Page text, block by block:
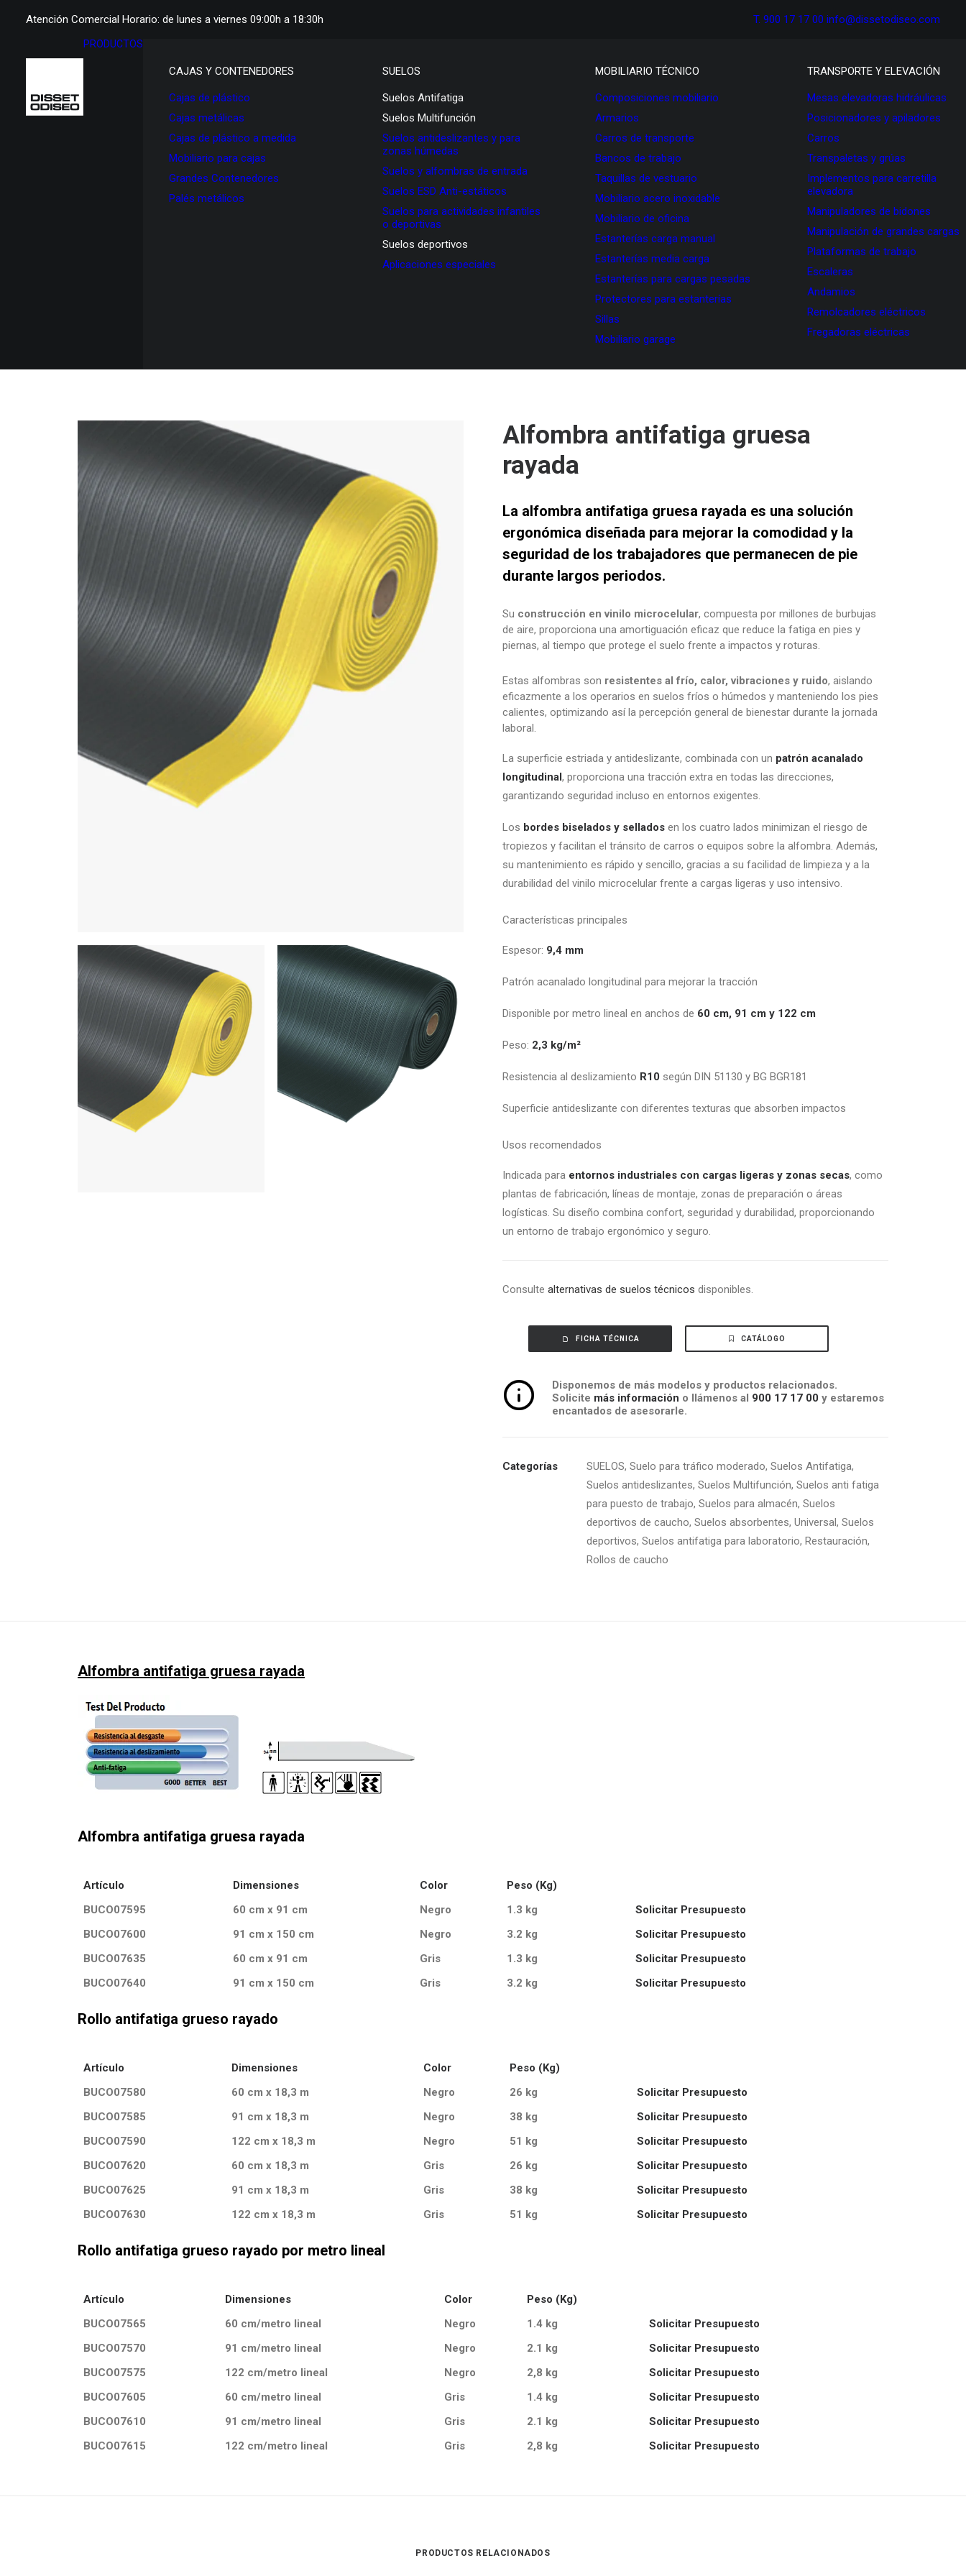
Atención Comercial Horario: de lunes a viernes 09:00h a 18:30h T. 900 17 17 00 info@dissetodiseo.com
PRODUCTOS
CAJAS Y CONTENEDORES
Cajas de plástico
Cajas metálicas
Cajas de plástico a medida
Mobiliario para cajas
Grandes Contenedores
Palés metálicos
SUELOS
Suelos Antifatiga
Suelos Multifunción
Suelos antideslizantes y para
zonas húmedas
Suelos y alfombras de entrada
Suelos ESD Anti-estáticos
Suelos para actividades infantiles
o deportivas
Suelos deportivos
Aplicaciones especiales
MOBILIARIO TÉCNICO
Composiciones mobiliario
Armarios
Carros de transporte
Bancos de trabajo
Taquillas de vestuario
Mobiliario acero inoxidable
Mobiliario de oficina
Estanterías carga manual
Estanterías media carga
Estanterías para cargas pesadas
Protectores para estanterías
Sillas
Mobiliario garage
TRANSPORTE Y ELEVACIÓN
Mesas elevadoras hidráulicas
Posicionadores y apiladores
Carros
Transpaletas y grúas
Implementos para carretilla
elevadora
Manipuladores de bidones
Manipulación de grandes cargas
Plataformas de trabajo
Escaleras
Andamios
Remolcadores eléctricos
Fregadoras eléctricas
Alfombra antifatiga gruesa
rayada
La alfombra antifatiga gruesa rayada es una solución
ergonómica diseñada para mejorar la comodidad y la
seguridad de los trabajadores que permanecen de pie
durante largos periodos.
Su construcción en vinilo microcelular, compuesta por millones de burbujas
de aire, proporciona una amortiguación eficaz que reduce la fatiga en pies y
piernas, al tiempo que protege el suelo frente a impactos y roturas.
Estas alfombras son resistentes al frío, calor, vibraciones y ruido, aislando
eficazmente a los operarios en suelos fríos o húmedos y manteniendo los pies
calientes, optimizando así la percepción general de bienestar durante la jornada
laboral.
La superficie estriada y antideslizante, combinada con un patrón acanalado
longitudinal, proporciona una tracción extra en todas las direcciones,
garantizando seguridad incluso en entornos exigentes.
Los bordes biselados y sellados en los cuatro lados minimizan el riesgo de
tropiezos y facilitan el tránsito de carros o equipos sobre la alfombra. Además,
su mantenimiento es rápido y sencillo, gracias a su facilidad de limpieza y a la
durabilidad del vinilo microcelular frente a cargas ligeras y uso intensivo.
Características principales
Espesor: 9,4 mm
Patrón acanalado longitudinal para mejorar la tracción
Disponible por metro lineal en anchos de 60 cm, 91 cm y 122 cm
Peso: 2,3 kg/m²
Resistencia al deslizamiento R10 según DIN 51130 y BG BGR181
Superficie antideslizante con diferentes texturas que absorben impactos
Usos recomendados
Indicada para entornos industriales con cargas ligeras y zonas secas, como
plantas de fabricación, líneas de montaje, zonas de preparación o áreas
logísticas. Su diseño combina confort, seguridad y durabilidad, proporcionando
un entorno de trabajo ergonómico y seguro.
Consulte alternativas de suelos técnicos disponibles.
FICHA TÉCNICA CATÁLOGO
Disponemos de más modelos y productos relacionados.
Solicite más información o llámenos al 900 17 17 00 y estaremos
encantados de asesorarle.
Categorías SUELOS, Suelo para tráfico moderado, Suelos Antifatiga,
Suelos antideslizantes, Suelos Multifunción, Suelos anti fatiga
para puesto de trabajo, Suelos para almacén, Suelos
deportivos de caucho, Suelos absorbentes, Universal, Suelos
deportivos, Suelos antifatiga para laboratorio, Restauración,
Rollos de caucho
Alfombra antifatiga gruesa rayada
Alfombra antifatiga gruesa rayada
Artículo Dimensiones Color
Peso (Kg)
BUCO07595
60 cm x 91 cm Negro 1.3 kg
Solicitar Presupuesto
BUCO07600
91 cm x 150 cm Negro 3.2 kg
Solicitar Presupuesto
BUCO07635
60 cm x 91 cm Gris 1.3 kg
Solicitar Presupuesto
BUCO07640
91 cm x 150 cm Gris 3.2 kg Solicitar Presupuesto
Rollo antifatiga grueso rayado
Artículo Dimensiones Color
Peso (Kg)
BUCO07580
60 cm x 18,3 m Negro 26 kg
Solicitar Presupuesto
BUCO07585
91 cm x 18,3 m Negro 38 kg
Solicitar Presupuesto
BUCO07590
122 cm x 18,3 m Negro 51 kg
Solicitar Presupuesto
BUCO07620
60 cm x 18,3 m Gris 26 kg
Solicitar Presupuesto
BUCO07625
91 cm x 18,3 m Gris 38 kg
Solicitar Presupuesto
BUCO07630
122 cm x 18,3 m Gris 51 kg Solicitar Presupuesto
Rollo antifatiga grueso rayado por metro lineal
Artículo Dimensiones Color
Peso (Kg)
BUCO07565
60 cm/metro lineal Negro 1.4 kg
Solicitar Presupuesto
BUCO07570
91 cm/metro lineal Negro 2.1 kg
Solicitar Presupuesto
BUCO07575
122 cm/metro lineal Negro 2,8 kg
Solicitar Presupuesto
BUCO07605
60 cm/metro lineal Gris 1.4 kg
Solicitar Presupuesto
BUCO07610
91 cm/metro lineal Gris 2.1 kg
Solicitar Presupuesto
BUCO07615
122 cm/metro lineal Gris 2,8 kg Solicitar Presupuesto
PRODUCTOS RELACIONADOS